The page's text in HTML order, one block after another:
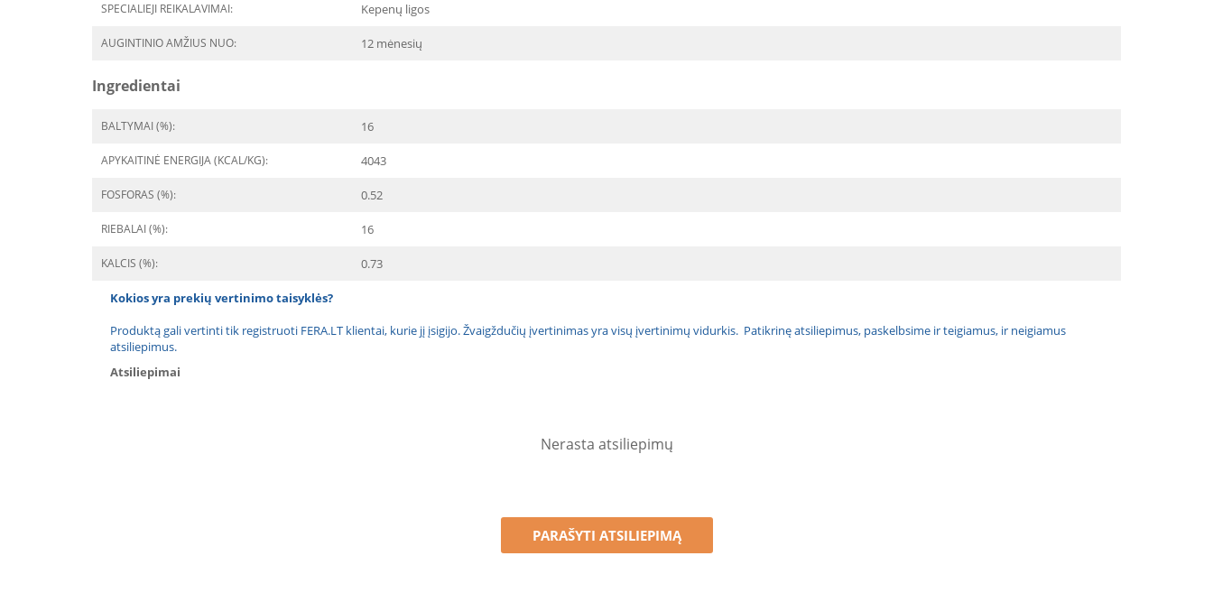
SPECIALIEJI REIKALAVIMAI: Kepenų ligos
AUGINTINIO AMŽIUS NUO: 12 mėnesių
Ingredientai
BALTYMAI (%): 16
APYKAITINĖ ENERGIJA (KCAL/KG): 4043
FOSFORAS (%): 0.52
RIEBALAI (%): 16
KALCIS (%): 0.73
Kokios yra prekių vertinimo taisyklės?
Produktą gali vertinti tik registruoti FERA.LT klientai, kurie jį įsigijo. Žvaigždučių įvertinimas yra visų įvertinimų vidurkis. Patikrinę atsiliepimus, paskelbsime ir teigiamus, ir neigiamus
atsiliepimus.
Atsiliepimai
Nerasta atsiliepimų
PARAŠYTI ATSILIEPIMĄ